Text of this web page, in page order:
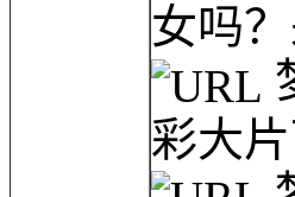
女吗
彩大